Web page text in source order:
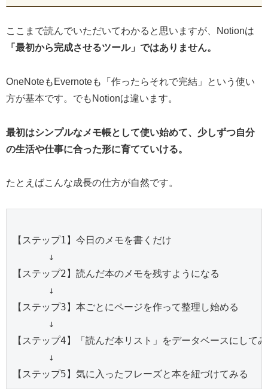
ここまで読んでいただいてわかると思いますが、Notionは
「最初から完成させるツール」ではありません。
OneNoteもEvernoteも「作ったらそれで完結」という使い
方が基本です。でもNotionは違います。
最初はシンプルなメモ帳として使い始めて、少しずつ自分
の生活や仕事に合った形に育てていける。
たとえばこんな成長の仕方が自然です。
【ステップ1】今日のメモを書くだけ
      ↓
【ステップ2】読んだ本のメモを残すようになる
      ↓
【ステップ3】本ごとにページを作って整理し始める
      ↓
【ステップ4】「読んだ本リスト」をデータベースにして
      ↓